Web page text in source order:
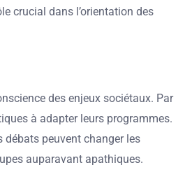
crucial dans l’orientation des
des enjeux sociétaux. Par
à adapter leurs programmes.
peuvent changer les
auparavant apathiques.